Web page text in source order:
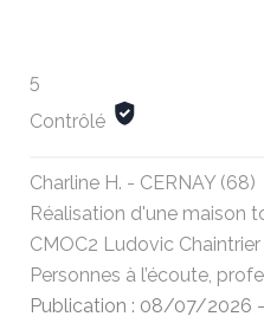
5
Contrôlé
Charline H. - CERNAY (68)
Réalisation d'une maison
CMOC2 Ludovic Chaintrier
Personnes à l’écoute,
Publication : 08/07/2026 -